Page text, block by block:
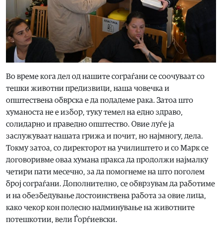
Во време кога дел од нашите сограѓани се соочуваат со
тешки животни предизвици, наша човечка и
општествена обврска е да подадеме рака. Затоа што
хуманоста не е избор, туку темел на едно здраво,
солидарно и праведно општество. Овие луѓе ја
заслужуваат нашата грижа и почит, но најмногу, дела.
Токму затоа, со директорот на училиштето и со Марк се
договоривме оваа хумана пракса да продолжи најмалку
четири пати месечно, за да помогнеме на што поголем
број сограѓани. Дополнително, се обврзувам да работиме
и на обезбедување достоинствена работа за овие лица,
како чекор кон полесно надминување на животните
потешкотии, вели Ѓорѓиевски.